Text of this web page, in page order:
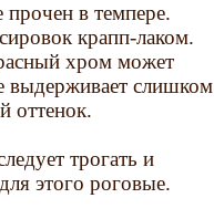
в темпере.
крапп-лаком.
хром может
выдерживает слишком
оттенок.
трогать и
этого роговые.